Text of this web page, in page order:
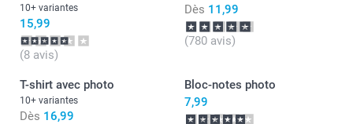
10+ variantes
15,99
(8 avis)
Dès 11,99
(780 avis)
T-shirt avec photo
10+ variantes
Dès 16,99
Bloc-notes photo
7,99